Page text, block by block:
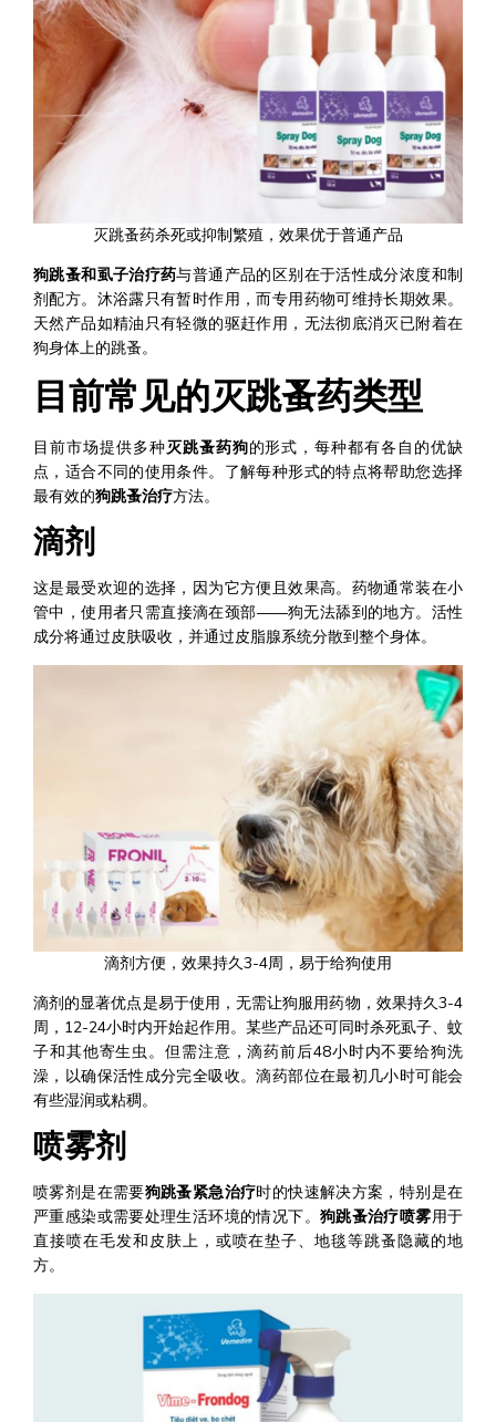
灭跳蚤药杀死或抑制繁殖，效果优于普通产品
狗跳蚤和虱子治疗药与普通产品的区别在于活性成分浓度和制
剂配方。沐浴露只有暂时作用，而专用药物可维持长期效果。
天然产品如精油只有轻微的驱赶作用，无法彻底消灭已附着在
狗身体上的跳蚤。
目前常见的灭跳蚤药类型
目前市场提供多种灭跳蚤药狗的形式，每种都有各自的优缺
点，适合不同的使用条件。了解每种形式的特点将帮助您选择
最有效的狗跳蚤治疗方法。
滴剂
这是最受欢迎的选择，因为它方便且效果高。药物通常装在小
管中，使用者只需直接滴在颈部——狗无法舔到的地方。活性
成分将通过皮肤吸收，并通过皮脂腺系统分散到整个身体。
滴剂方便，效果持久3-4周，易于给狗使用
滴剂的显著优点是易于使用，无需让狗服用药物，效果持久3-4
周，12-24小时内开始起作用。某些产品还可同时杀死虱子、蚊
子和其他寄生虫。但需注意，滴药前后48小时内不要给狗洗
澡，以确保活性成分完全吸收。滴药部位在最初几小时可能会
有些湿润或粘稠。
喷雾剂
喷雾剂是在需要狗跳蚤紧急治疗时的快速解决方案，特别是在
严重感染或需要处理生活环境的情况下。 狗跳蚤治疗喷雾用于
直接喷在毛发和皮肤上，或喷在垫子、地毯等跳蚤隐藏的地
方。